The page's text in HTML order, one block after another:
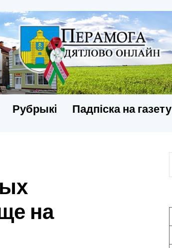
Рубрыкi Падпіска на газету
на